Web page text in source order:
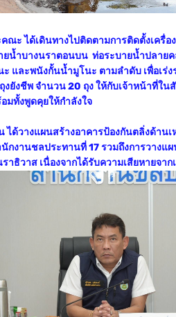
ะ ได้เดินทางไปติดตามการติดตั้งเครื่
น้ำบางนราตอนบน ท่อระบายน้ำปลาย
และพนังกั้นน้ำมูโนะ ตามลำดับ เพื่อเร่
ยังชีพ จำนวน 20 ถุง ให้กับเจ้าหน้าที่ใ
มทั้งพูดคุยให้กำลังใจ
ได้วางแผนสร้างอาคารป้องกันตลิ่งด้าน
กงานชลประทานที่ 17 รวมถึงการวางแ
ราธิวาส เนื่องจากได้รับความเสียหายจ